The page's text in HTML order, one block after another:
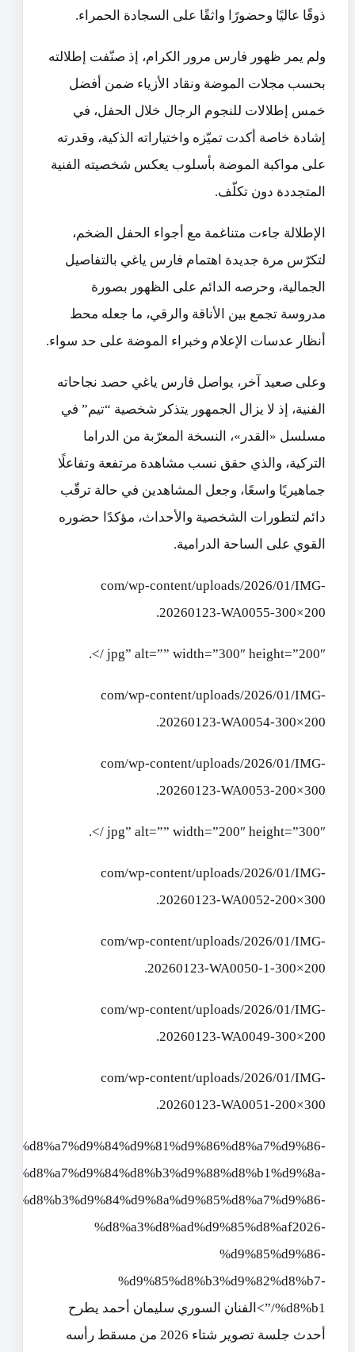
ذوقًا عاليًا وحضورًا واثقًا على السجادة الحمراء.
ولم يمر ظهور فارس مرور الكرام، إذ صنّفت إطلالته
بحسب مجلات الموضة ونقاد الأزياء ضمن أفضل
خمس إطلالات للنجوم الرجال خلال الحفل، في
إشادة خاصة أكدت تميّزه واختياراته الذكية، وقدرته
على مواكبة الموضة بأسلوب يعكس شخصيته الفنية
المتجددة دون تكلّف.
الإطلالة جاءت متناغمة مع أجواء الحفل الضخم،
لتكرّس مرة جديدة اهتمام فارس ياغي بالتفاصيل
الجمالية، وحرصه الدائم على الظهور بصورة
مدروسة تجمع بين الأناقة والرقي، ما جعله محط
أنظار عدسات الإعلام وخبراء الموضة على حد سواء.
وعلى صعيد آخر، يواصل فارس ياغي حصد نجاحاته
الفنية، إذ لا يزال الجمهور يتذكر شخصية “تيم” في
مسلسل «القدر»، النسخة المعرّبة من الدراما
التركية، والذي حقق نسب مشاهدة مرتفعة وتفاعلًا
جماهيريًا واسعًا، وجعل المشاهدين في حالة ترقّب
دائم لتطورات الشخصية والأحداث، مؤكدًا حضوره
القوي على الساحة الدرامية.
com/wp-content/uploads/2026/01/IMG-
20260123-WA0055-300×200.
jpg” alt=”” width=”300″ height=”200″ />.
com/wp-content/uploads/2026/01/IMG-
20260123-WA0054-300×200.
com/wp-content/uploads/2026/01/IMG-
20260123-WA0053-200×300.
jpg” alt=”” width=”200″ height=”300″ />.
com/wp-content/uploads/2026/01/IMG-
20260123-WA0052-200×300.
com/wp-content/uploads/2026/01/IMG-
20260123-WA0050-1-300×200.
com/wp-content/uploads/2026/01/IMG-
20260123-WA0049-300×200.
com/wp-content/uploads/2026/01/IMG-
20260123-WA0051-200×300.
%d8%a7%d9%84%d9%81%d9%86%d8%a7%d9%86-
%d8%a7%d9%84%d8%b3%d9%88%d8%b1%d9%8a-
%d8%b3%d9%84%d9%8a%d9%85%d8%a7%d9%86-
%d8%a3%d8%ad%d9%85%d8%af2026-
%d9%85%d9%86-
%d9%85%d8%b3%d9%82%d8%b7-
%d8%b1/”>الفنان السوري سليمان أحمد يطرح
أحدث جلسة تصوير شتاء 2026 من مسقط رأسه